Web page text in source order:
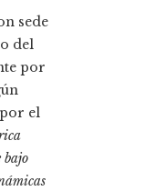
sede
del
por
el
bajo